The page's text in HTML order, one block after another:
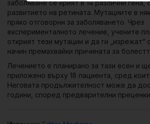
заболяване се крият в 14 различни гена,
развитието на ретината. Мутациите в
пряко отговорни за заболяването. Чрез
експерименталното лечение, учените
открият тези мутации и да ги
начин премахвайки причината за
Лечението е планирано за тази есен и
приложено върху 18 пациента, сред
Неговата продължителност може да
години, според предварителни